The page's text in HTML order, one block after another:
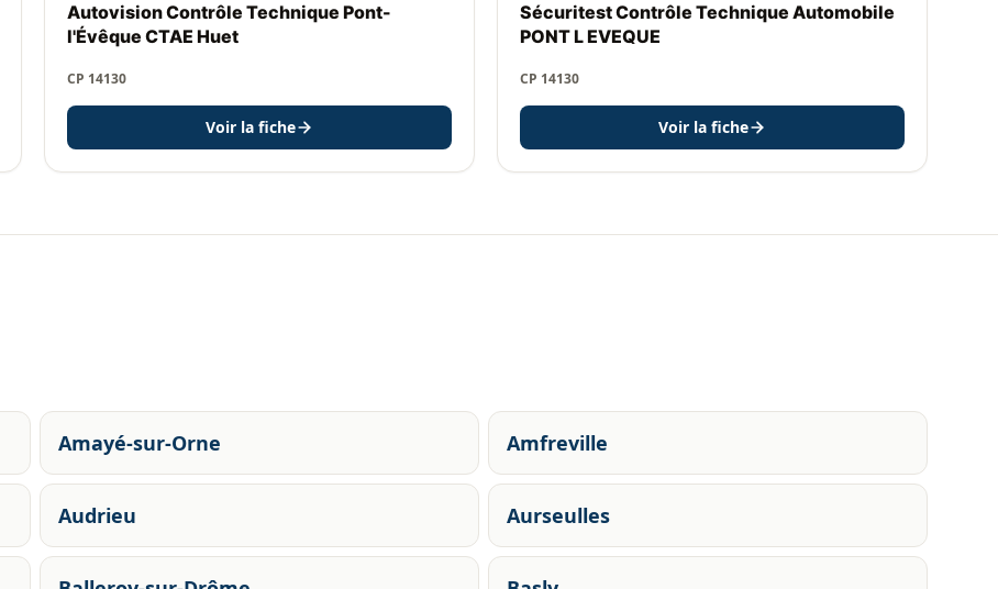
Autovision Contrôle Technique Pont-
l'Évêque CTAE Huet
CP 14130
Voir la fiche
Sécuritest Contrôle Technique Automobile
PONT L EVEQUE
CP 14130
Voir la fiche
Amayé-sur-Orne Amfreville
Audrieu Aurseulles